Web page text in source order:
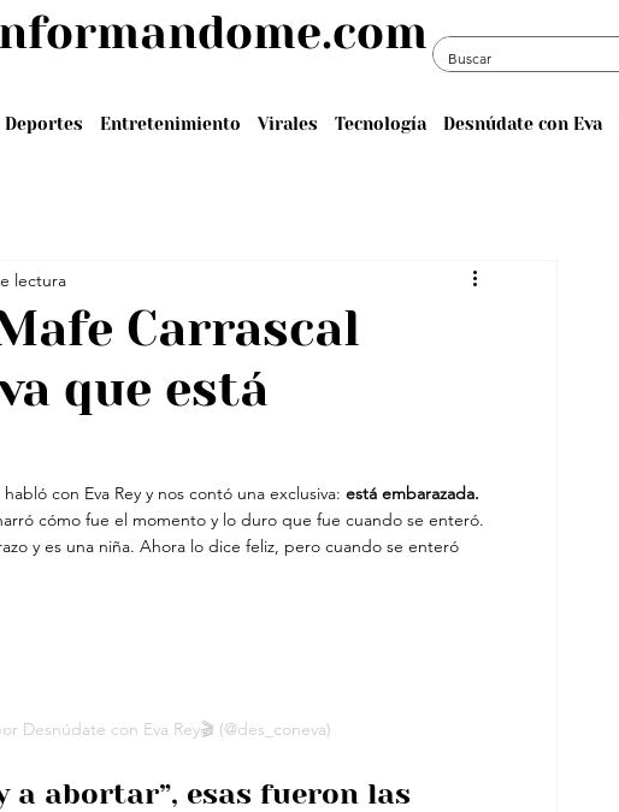
Deportes Entretenimiento Virales Tecnología Desnúdate con Eva
Carrascal
que está
lectura
con Eva Rey y nos contó una exclusiva: está embarazada.
cómo fue el momento y lo duro que fue cuando se enteró.
y es una niña. Ahora lo dice feliz, pero cuando se enteró
Desnúdate con Eva Rey🎬 (@des_coneva)
a abortar”, esas fueron las